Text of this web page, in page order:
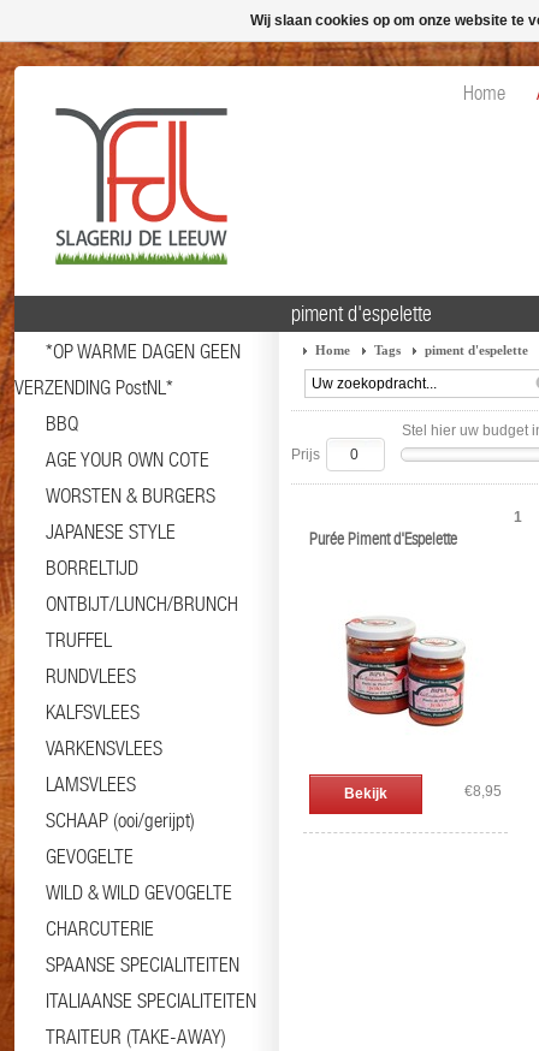
Home
*OP WARME DAGEN GEEN
VERZENDING PostNL*
BBQ
AGE YOUR OWN COTE
WORSTEN & BURGERS
JAPANESE STYLE
BORRELTIJD
ONTBIJT/LUNCH/BRUNCH
TRUFFEL
RUNDVLEES
KALFSVLEES
VARKENSVLEES
LAMSVLEES
SCHAAP (ooi/gerijpt)
GEVOGELTE
WILD & WILD GEVOGELTE
CHARCUTERIE
SPAANSE SPECIALITEITEN
ITALIAANSE SPECIALITEITEN
TRAITEUR (TAKE-AWAY)
piment d'espelette
Home Tags piment d'espelette
Stel hier uw budget
Prijs
Purée Piment d'Espelette
Bekijk €8,95
1
Wij slaan cookies op om onze website te